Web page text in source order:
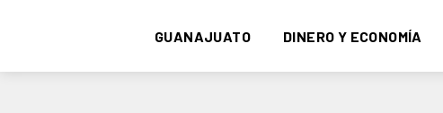
GUANAJUATO DINERO Y ECONOMÍA